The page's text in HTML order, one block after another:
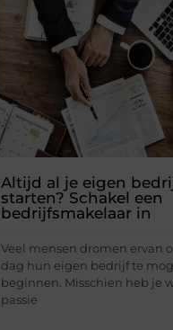
Altijd al je eigen
starten? Schakel een
bedrijfsmakelaar in
Veel mensen dromen ervan
dag hun eigen bedrijf te
beginnen. Misschien heb je
passie